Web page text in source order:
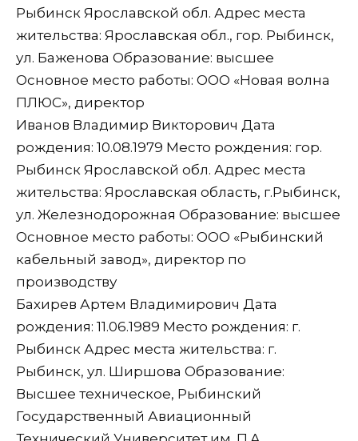
Рыбинск Ярославской обл. Адрес места
жительства: Ярославская обл., гор. Рыбинск,
ул. Баженова Образование: высшее
Основное место работы: ООО «Новая волна
ПЛЮС», директор
Иванов Владимир Викторович Дата
рождения: 10.08.1979 Место рождения: гор.
Рыбинск Ярославской обл. Адрес места
жительства: Ярославская область, г.Рыбинск,
ул. Железнодорожная Образование: высшее
Основное место работы: ООО «Рыбинский
кабельный завод», директор по
производству
Бахирев Артем Владимирович Дата
рождения: 11.06.1989 Место рождения: г.
Рыбинск Адрес места жительства: г.
Рыбинск, ул. Ширшова Образование:
Высшее техническое, Рыбинский
Государственный Авиационный